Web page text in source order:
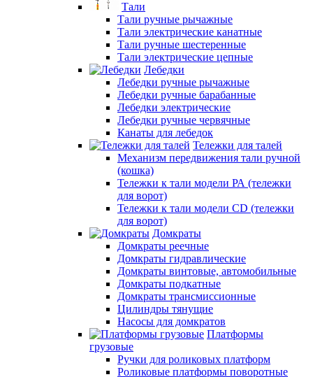
Тали
Тали ручные рычажные
Тали электрические канатные
Тали ручные шестеренные
Тали электрические цепные
Лебедки
Лебедки ручные рычажные
Лебедки ручные барабанные
Лебедки электрические
Лебедки ручные червячные
Канаты для лебедок
Тележки для талей
Механизм передвижения тали ручной
(кошка)
Тележки к тали модели РА (тележки
для ворот)
Тележки к тали модели CD (тележки
для ворот)
Домкраты
Домкраты реечные
Домкраты гидравлические
Домкраты винтовые, автомобильные
Домкраты подкатные
Домкраты трансмиссионные
Цилиндры тянущие
Насосы для домкратов
Платформы
грузовые
Ручки для роликовых платформ
Роликовые платформы поворотные